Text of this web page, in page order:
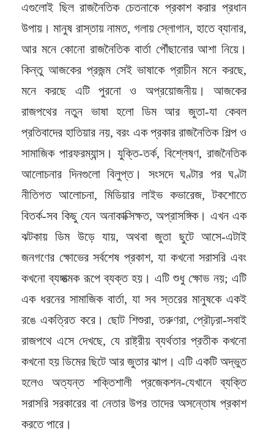
এগুলোই ছিল রাজনৈতিক চেতনাকে প্রকাশ করার প্রধান
উপায়। মানুষ রাস্তায় নামত, গলায় স্লোগান, হাতে ব্যানার,
আর মনে কোনো রাজনৈতিক বার্তা পৌঁছানোর আশা নিয়ে।
কিন্তু আজকের প্রজন্ম সেই ভাষাকে প্রাচীন মনে করছে,
মনে করছে এটি পুরনো ও অপ্রয়োজনীয়। আজকের
রাজপথের নতুন ভাষা হলো ডিম আর জুতা-যা কেবল
প্রতিবাদের হাতিয়ার নয়, বরং এক প্রকার রাজনৈতিক শিল্প ও
সামাজিক পারফরম্যান্স। যুক্তি-তর্ক, বিশ্লেষণ, রাজনৈতিক
আলোচনার দিনগুলো বিলুপ্ত। সংসদে ঘণ্টার পর ঘণ্টা
নীতিগত আলোচনা, মিডিয়ার লাইভ কভারেজ, টকশোতে
বিতর্ক-সব কিছু যেন অনাকাক্সিক্ষত, অপ্রাসঙ্গিক। এখন এক
ঝটকায় ডিম উড়ে যায়, অথবা জুতা ছুটে আসে-এটাই
জনগণের ক্ষোভের সর্বশেষ প্রকাশ, যা কখনো সরাসরি এবং
কখনো ব্যঙ্গাত্মক রূপে ব্যক্ত হয়। এটি শুধু ক্ষোভ নয়; এটি
এক ধরনের সামাজিক বার্তা, যা সব স্তরের মানুষকে একই
রঙে একত্রিত করে। ছোট শিশুরা, তরুণরা, প্রৌঢ়রা-সবাই
রাজপথে এসে দেখছে, যে রাষ্ট্রীয় ব্যর্থতার প্রতীক কখনো
কখনো হয় ডিমের ছিটে আর জুতার ঝাপ। এটি একটি অদ্ভুত
হলেও অত্যন্ত শক্তিশালী প্রজেকশন-যেখানে ব্যক্তি
সরাসরি সরকারের বা নেতার উপর তাদের অসন্তোষ প্রকাশ
করতে পারে।